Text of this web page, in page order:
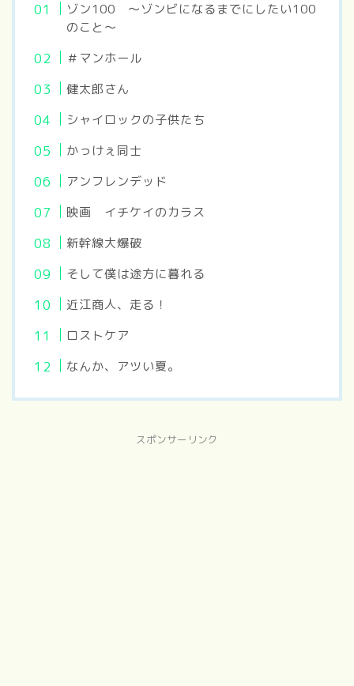
ゾン100 ～ゾンビになるまでにしたい100
のこと～
＃マンホール
健太郎さん
シャイロックの子供たち
かっけぇ同士
アンフレンデッド
映画 イチケイのカラス
新幹線大爆破
そして僕は途方に暮れる
近江商人、走る！
ロストケア
なんか、アツい夏。
スポンサーリンク